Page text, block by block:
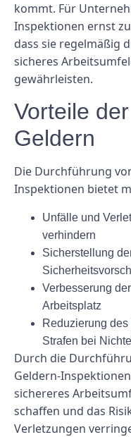
kommt. Für
Inspektionen ernst
dass sie regelmäßig
sicheres
gewährleisten.
Vorteile
Geldern
Die Durchführung
Inspektionen bietet
Unfälle und
verhindern
Sicherstellung
Verbesserung
Arbeitsplatz
Reduzierung
Strafen bei
Durch die
Geldern-
sichereres
schaffen und das
Verletzungen